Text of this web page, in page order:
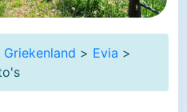
> Evia >